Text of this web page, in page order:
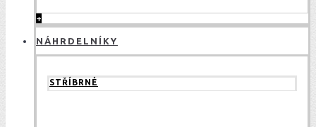
+
NÁHRDELNÍKY
STŘÍBRNÉ